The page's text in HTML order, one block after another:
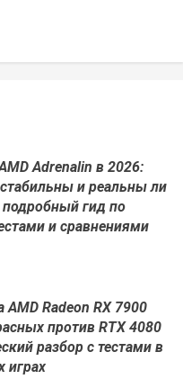
Adrenalin в 2026:
и реальны ли
гид по
и сравнениями
AMD Radeon RX 7900
против RTX 4080
разбор с тестами в
играх